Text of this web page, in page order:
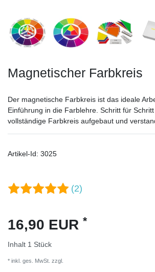
Magnetischer Farbkreis
Der magnetische Farbkreis ist das ideale
Einführung in die Farblehre. Schritt für
vollständige Farbkreis aufgebaut und
Artikel-Id: 3025
(2)
16,90 EUR *
Inhalt 1 Stück
* inkl. ges. MwSt. zzgl.